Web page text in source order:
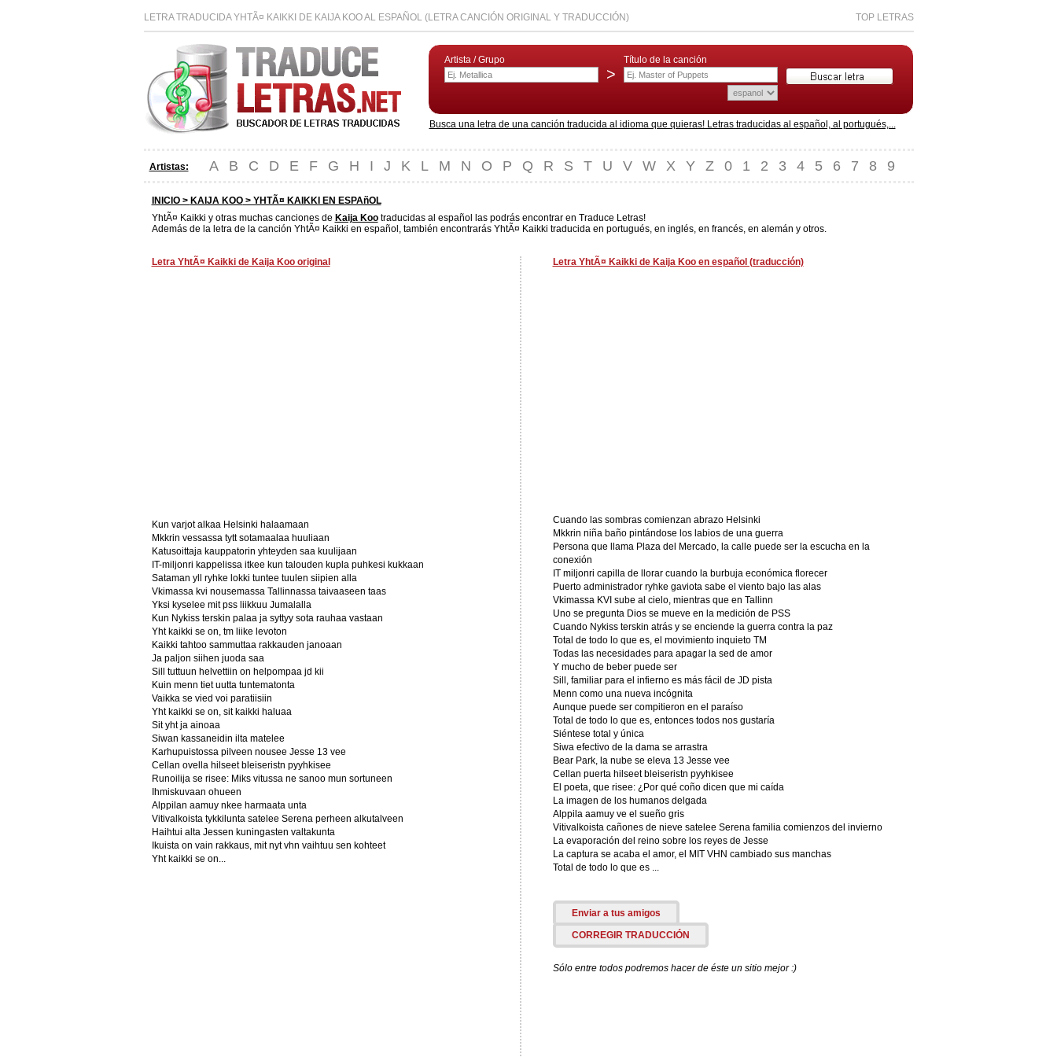
LETRA TRADUCIDA YHTÃ¤ KAIKKI DE KAIJA KOO AL ESPAÑOL (LETRA CANCIÓN ORIGINAL Y TRADUCCIÓN) TOP LETRAS
Artista / Grupo
>
Título de la canción
Busca una letra de una canción traducida al idioma que quieras! Letras traducidas al español, al portugués,...
Artistas: A B C D E F G H I J K L M N O P Q R S T U V W X Y Z 0 1 2 3 4 5 6 7 8 9
INICIO > KAIJA KOO> YHTÃ¤ KAIKKI EN ESPAñOL
YhtÃ¤ Kaikki y otras muchas canciones de Kaija Kootraducidas al español las podrás encontrar en Traduce Letras!
Además de la letra de la canción YhtÃ¤ Kaikki en español, también encontrarás YhtÃ¤ Kaikki traducida en portugués, en inglés, en francés, en alemán y otros.
Letra YhtÃ¤ Kaikki de Kaija Koo original
Kun varjot alkaa Helsinki halaamaan
Mkkrin vessassa tytt sotamaalaa huuliaan
Katusoittaja kauppatorin yhteyden saa kuulijaan
IT-miljonri kappelissa itkee kun talouden kupla puhkesi kukkaan
Sataman yll ryhke lokki tuntee tuulen siipien alla
Vkimassa kvi nousemassa Tallinnassa taivaaseen taas
Yksi kyselee mit pss liikkuu Jumalalla
Kun Nykiss terskin palaa ja syttyy sota rauhaa vastaan
Yht kaikki se on, tm liike levoton
Kaikki tahtoo sammuttaa rakkauden janoaan
Ja paljon siihen juoda saa
Sill tuttuun helvettiin on helpompaa jd kii
Kuin menn tiet uutta tuntematonta
Vaikka se vied voi paratiisiin
Yht kaikki se on, sit kaikki haluaa
Sit yht ja ainoaa
Siwan kassaneidin ilta matelee
Karhupuistossa pilveen nousee Jesse 13 vee
Cellan ovella hilseet bleiseristn pyyhkisee
Runoilija se risee: Miks vitussa ne sanoo mun sortuneen
Ihmiskuvaan ohueen
Alppilan aamuy nkee harmaata unta
Vitivalkoista tykkilunta satelee Serena perheen alkutalveen
Haihtui alta Jessen kuningasten valtakunta
Ikuista on vain rakkaus, mit nyt vhn vaihtuu sen kohteet
Yht kaikki se on...
Letra YhtÃ¤ Kaikki de Kaija Koo en español (traducción)
Cuando las sombras comienzan abrazo Helsinki
Mkkrin niña baño pintándose los labios de una guerra
Persona que llama Plaza del Mercado, la calle puede ser la escucha en la
conexión
IT miljonri capilla de llorar cuando la burbuja económica florecer
Puerto administrador ryhke gaviota sabe el viento bajo las alas
Vkimassa KVI sube al cielo, mientras que en Tallinn
Uno se pregunta Dios se mueve en la medición de PSS
Cuando Nykiss terskin atrás y se enciende la guerra contra la paz
Total de todo lo que es, el movimiento inquieto TM
Todas las necesidades para apagar la sed de amor
Y mucho de beber puede ser
Sill, familiar para el infierno es más fácil de JD pista
Menn como una nueva incógnita
Aunque puede ser compitieron en el paraíso
Total de todo lo que es, entonces todos nos gustaría
Siéntese total y única
Siwa efectivo de la dama se arrastra
Bear Park, la nube se eleva 13 Jesse vee
Cellan puerta hilseet bleiseristn pyyhkisee
El poeta, que risee: ¿Por qué coño dicen que mi caída
La imagen de los humanos delgada
Alppila aamuy ve el sueño gris
Vitivalkoista cañones de nieve satelee Serena familia comienzos del invierno
La evaporación del reino sobre los reyes de Jesse
La captura se acaba el amor, el MIT VHN cambiado sus manchas
Total de todo lo que es ...
Enviar a tus amigos
CORREGIR TRADUCCIÓN
Sólo entre todos podremos hacer de éste un sitio mejor :)